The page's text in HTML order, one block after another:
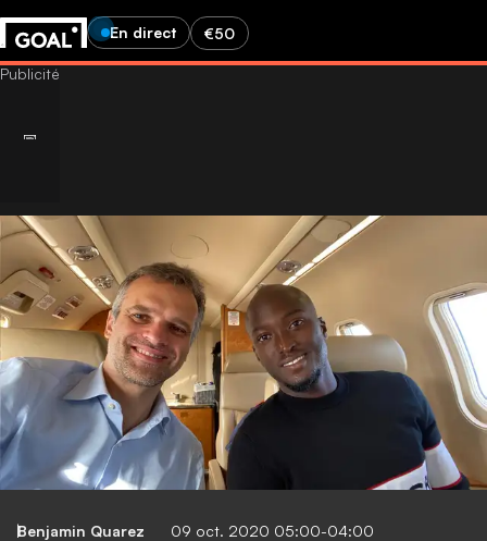
En direct €50
Benjamin Quarez 09 oct. 2020 05:00-04:00